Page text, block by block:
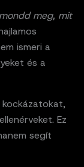
mondd meg, mit
ismeri a
és a
Ez
segít